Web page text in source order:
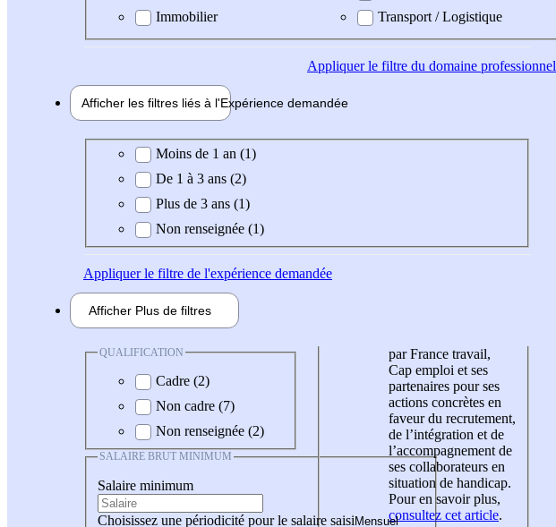
Immobilier
Transport / Logistique
Appliquerle filtre du domaine professionnel
Afficher les filtres liés à l'Expérience demandée
Expérience demandée
Moins de 1 an (1)
De 1 à 3 ans (2)
Plus de 3 ans (1)
Non renseignée (1)
Appliquerle filtre de l'expérience demandée
Afficher Plus de filtres
QUALIFICATION
Cadre (2)
Non cadre (7)
Non renseignée (2)
SALAIRE BRUT MINIMUM
Salaire minimum
Choisissez une périodicité pour le salaire saisi
par France travail,
Cap emploi et ses
partenaires pour ses
actions concrètes en
faveur du recrutement,
de l’intégration et de
l’accompagnement de
ses collaborateurs en
situation de handicap.
Pour en savoir plus,
consultez cet article.